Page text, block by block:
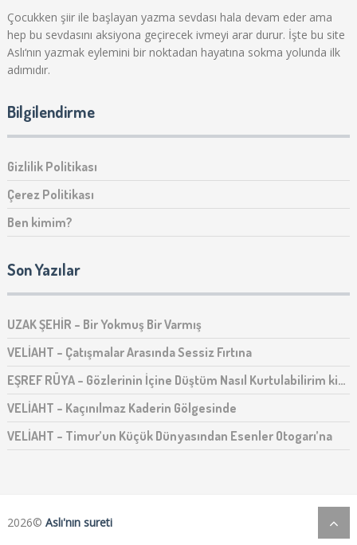
Çocukken şiir ile başlayan yazma sevdası hala devam eder ama
hep bu sevdasını aksiyona geçirecek ivmeyi arar durur. İşte bu site
Aslı‘nın yazmak eylemini bir noktadan hayatına sokma yolunda ilk
adımıdır.
Bilgilendirme
Gizlilik Politikası
Çerez Politikası
Ben kimim?
Son Yazılar
UZAK ŞEHİR – Bir Yokmuş Bir Varmış
VELİAHT – Çatışmalar Arasında Sessiz Fırtına
EŞREF RÜYA – Gözlerinin İçine Düştüm Nasıl Kurtulabilirim ki…
VELİAHT – Kaçınılmaz Kaderin Gölgesinde
VELİAHT – Timur’un Küçük Dünyasından Esenler Otogarı’na
2026© Aslı'nın sureti